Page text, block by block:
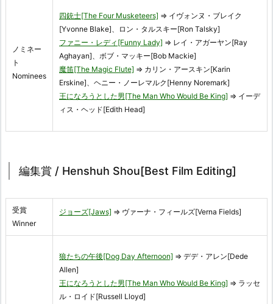
ノミネー
ト
Nominees
四銃士[The Four Musketeers] ⇒ イヴォンヌ・ブレイク
[Yvonne Blake]、ロン・タルスキー[Ron Talsky]
ファニー・レディ[Funny Lady] ⇒ レイ・アガーヤン[Ray
Aghayan]、ボブ・マッキー[Bob Mackie]
魔笛[The Magic Flute] ⇒ カリン・アースキン[Karin
Erskine]、ヘニー・ノーレマルク[Henny Noremark]
王になろうとした男[The Man Who Would Be King] ⇒ イーデ
ィス・ヘッド[Edith Head]
編集賞 / Henshuh Shou[Best Film Editing]
受賞
Winner
ジョーズ[Jaws] ⇒ ヴァーナ・フィールズ[Verna Fields]
狼たちの午後[Dog Day Afternoon] ⇒ デデ・アレン[Dede
Allen]
王になろうとした男[The Man Who Would Be King] ⇒ ラッセ
ル・ロイド[Russell Lloyd]